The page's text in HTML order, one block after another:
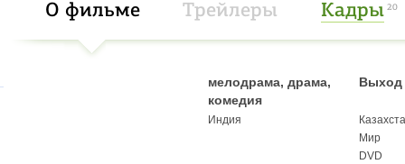
О фильме Трейлеры Кадры 20
мелодрама, драма,
комедия
Выход
Индия
Мир
DVD